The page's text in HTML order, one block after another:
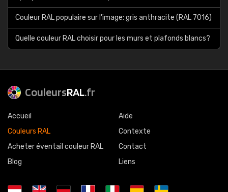
Couleur RAL populaire sur l'image: gris anthracite (RAL 7016)
Quelle couleur RAL choisir pour les murs et plafonds blancs?
CouleursRAL.fr
Accueil
Couleurs RAL
Acheter éventail couleur RAL
Blog
Aide
Contexte
Contact
Liens